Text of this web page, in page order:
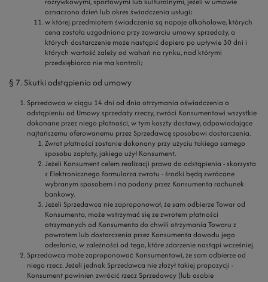
oznaczono dzień lub okres świadczenia usługi;
w której przedmiotem świadczenia są napoje alkoholowe, których
cena została uzgodniona przy zawarciu umowy sprzedaży, a
których dostarczenie może nastąpić dopiero po upływie 30 dni i
których wartość zależy od wahań na rynku, nad którymi
przedsiębiorca nie ma kontroli;
§ 7. Skutki odstąpienia od umowy
Sprzedawca w ciągu 14 dni od dnia otrzymania oświadczenia o
odstąpieniu od Umowy sprzedaży rzeczy, zwróci Konsumentowi wszystkie
dokonane przez niego płatności, w tym koszty dostawy, odpowiadające
najtańszemu oferowanemu przez Sprzedawcę sposobowi dostarczenia.
Zwrot płatności zostanie dokonany przy użyciu takiego samego
sposobu zapłaty, jakiego użył Konsument.
Jeżeli Konsument celem realizacji prawa do odstąpienia - skorzysta
z Elektronicznego formularza zwrotu - środki będą zwrócone
wybranym sposobem i na podany przez Konsumenta rachunek
bankowy.
Jeżeli Sprzedawca nie zaproponował, że sam odbierze Towar od
Konsumenta, może wstrzymać się ze zwrotem płatności
otrzymanych od Konsumenta do chwili otrzymania Towaru z
powrotem lub dostarczenia przez Konsumenta dowodu jego
odesłania, w zależności od tego, które zdarzenie nastąpi wcześniej.
Sprzedawca może zaproponować Konsumentowi, że sam odbierze od
niego rzecz. Jeżeli jednak Sprzedawca nie złożył takiej propozycji -
Konsument powinien zwrócić rzecz Sprzedawcy (lub osobie